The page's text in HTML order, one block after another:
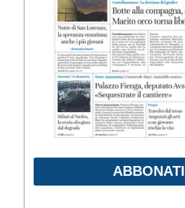
ABBONATI